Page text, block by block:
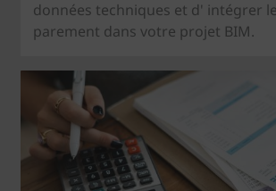
données techniques et d' intégrer
parement dans votre projet BIM.